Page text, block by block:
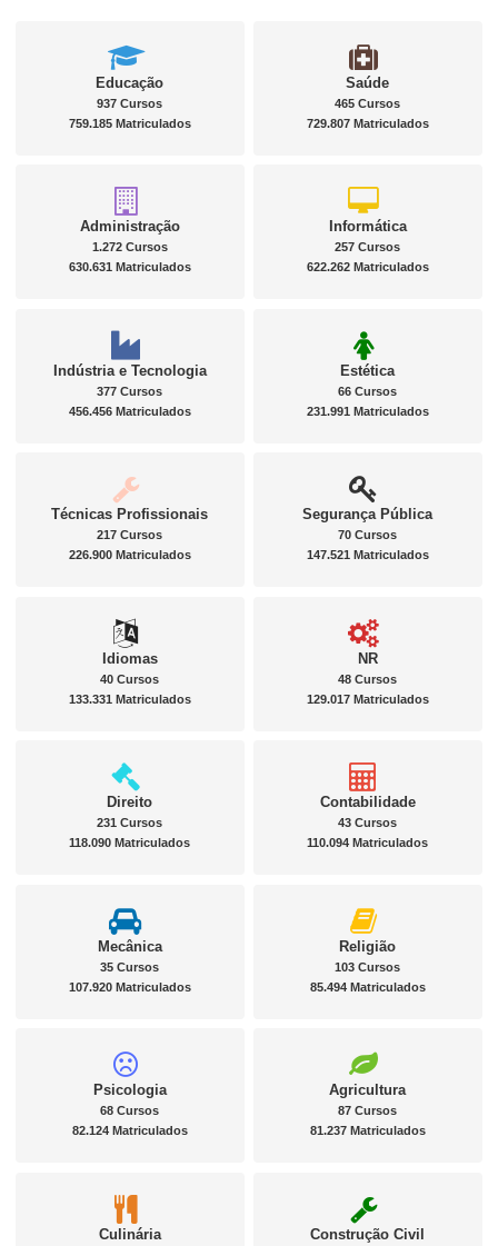
Educação
937 Cursos
759.185 Matriculados
Saúde
465 Cursos
729.807 Matriculados
Administração
1.272 Cursos
630.631 Matriculados
Informática
257 Cursos
622.262 Matriculados
Indústria e Tecnologia
377 Cursos
456.456 Matriculados
Estética
66 Cursos
231.991 Matriculados
Técnicas Profissionais
217 Cursos
226.900 Matriculados
Segurança Pública
70 Cursos
147.521 Matriculados
Idiomas
40 Cursos
133.331 Matriculados
NR
48 Cursos
129.017 Matriculados
Direito
231 Cursos
118.090 Matriculados
Contabilidade
43 Cursos
110.094 Matriculados
Mecânica
35 Cursos
107.920 Matriculados
Religião
103 Cursos
85.494 Matriculados
Psicologia
68 Cursos
82.124 Matriculados
Agricultura
87 Cursos
81.237 Matriculados
Culinária Construção Civil